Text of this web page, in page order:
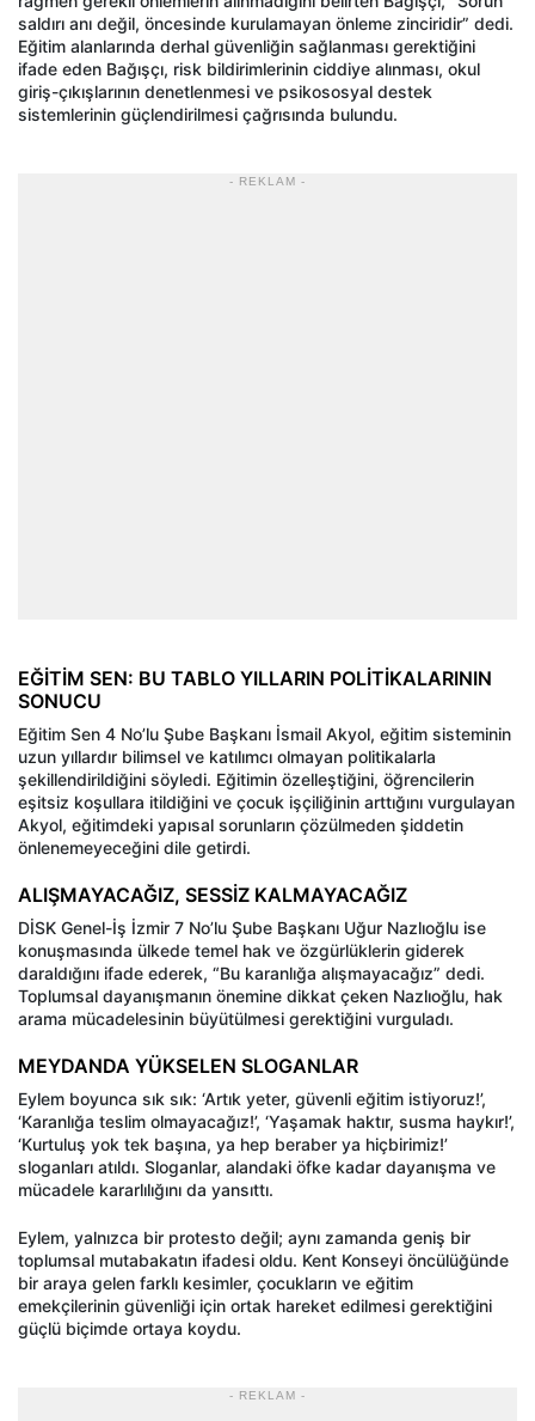
saldırı anı değil, öncesinde kurulamayan önleme zinciridir” dedi.
Eğitim alanlarında derhal güvenliğin sağlanması gerektiğini
ifade eden Bağışçı, risk bildirimlerinin ciddiye alınması, okul
giriş-çıkışlarının denetlenmesi ve psikososyal destek
sistemlerinin güçlendirilmesi çağrısında bulundu.
- REKLAM -
EĞİTİM SEN: BU TABLO YILLARIN POLİTİKALARININ
SONUCU
Eğitim Sen 4 No’lu Şube Başkanı İsmail Akyol, eğitim sisteminin
uzun yıllardır bilimsel ve katılımcı olmayan politikalarla
şekillendirildiğini söyledi. Eğitimin özelleştiğini, öğrencilerin
eşitsiz koşullara itildiğini ve çocuk işçiliğinin arttığını vurgulayan
Akyol, eğitimdeki yapısal sorunların çözülmeden şiddetin
önlenemeyeceğini dile getirdi.
ALIŞMAYACAĞIZ, SESSİZ KALMAYACAĞIZ
DİSK Genel-İş İzmir 7 No’lu Şube Başkanı Uğur Nazlıoğlu ise
konuşmasında ülkede temel hak ve özgürlüklerin giderek
daraldığını ifade ederek, “Bu karanlığa alışmayacağız” dedi.
Toplumsal dayanışmanın önemine dikkat çeken Nazlıoğlu, hak
arama mücadelesinin büyütülmesi gerektiğini vurguladı.
MEYDANDA YÜKSELEN SLOGANLAR
Eylem boyunca sık sık: ‘Artık yeter, güvenli eğitim istiyoruz!’,
‘Karanlığa teslim olmayacağız!’, ‘Yaşamak haktır, susma haykır!’,
‘Kurtuluş yok tek başına, ya hep beraber ya hiçbirimiz!’
sloganları atıldı. Sloganlar, alandaki öfke kadar dayanışma ve
mücadele kararlılığını da yansıttı.
Eylem, yalnızca bir protesto değil; aynı zamanda geniş bir
toplumsal mutabakatın ifadesi oldu. Kent Konseyi öncülüğünde
bir araya gelen farklı kesimler, çocukların ve eğitim
emekçilerinin güvenliği için ortak hareket edilmesi gerektiğini
güçlü biçimde ortaya koydu.
- REKLAM -